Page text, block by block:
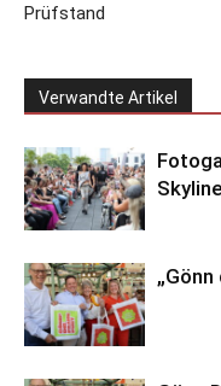
Prüfstand
Verwandte Artikel